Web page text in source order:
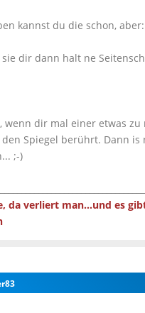
kannst du die schon, aber:
sie dir dann halt ne
wenn dir mal einer etwas zu
Spiegel berührt. Dann is
;-)
da verliert man...und es